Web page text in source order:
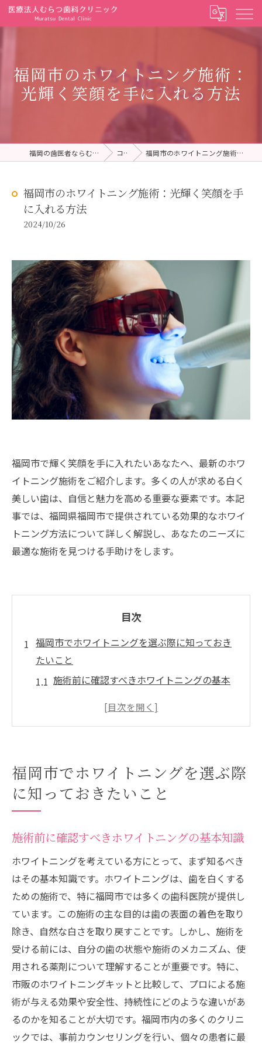
福岡市のホワイトニング施術：
光輝く笑顔を手に入れる方法
福岡の歯医者ならむらつ歯科クリニック コラム 福岡市のホワイトニング施術：光輝く笑顔を手に入れる方法
福岡市のホワイトニング施術：光輝く笑顔を手
に入れる方法
2024/10/26
福岡市で輝く笑顔を手に入れたいあなたへ、最新のホワ
イトニング施術をご紹介します。多くの人が求める白く
美しい歯は、自信と魅力を高める重要な要素です。本記
事では、福岡県福岡市で提供されている効果的なホワイ
トニング方法について詳しく解説し、あなたのニーズに
最適な施術を見つける手助けをします。
目次
福岡市でホワイトニングを選ぶ際に知っておき
たいこと
施術前に確認すべきホワイトニングの基本
ホワイトニングの種類と福岡市での提供状
福岡市内のホワイトニングクリニックの選
び方
点
トニング情報
輝く笑顔を実現する福岡市の効果的なホワイト
ニング施術
ポリリンホワイトニングの特徴と効果
最新技術を用いた福岡市のホワイトニング
施術
自宅でできるセルフホワイトニングの選択
肢
クリニックでの専門的なホワイトニングの
メリット
福岡市でホワイトニングを選ぶ際
に知っておきたいこと
施術前に確認すべきホワイトニングの基本知識
ホワイトニングを考えている方にとって、まず知るべき
はその基本知識です。ホワイトニングは、歯を白くする
ための施術で、特に福岡市では多くの歯科医院が提供し
ています。この施術の主な目的は歯の表面の着色を取り
除き、自然な白さを取り戻すことです。しかし、施術を
受ける前には、自分の歯の状態や施術のメカニズム、使
用される薬剤について理解することが重要です。特に、
市販のホワイトニングキットと比較して、プロによる施
術が与える効果や安全性、持続性にどのような違いがあ
るのかを知ることが大切です。福岡市内の多くのクリニ
ックでは、事前カウンセリングを行い、個々の患者に最